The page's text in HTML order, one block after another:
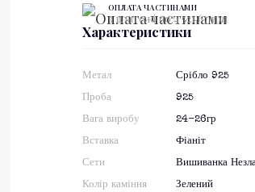
ОПЛАТА ЧАСТИНАМИ
3 платежі по 4 521.67 грн
Характеристики
Метал Срібло 925
Проба 925
Вага виробу 24-26гр
Вставка Фіаніт
Сети Вишиванка
Колір каміння Зелений